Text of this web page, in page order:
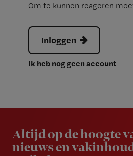
Om te kunnen reageren
Inloggen
Ik heb nog geen account
Altijd op de hoogte
nieuws en